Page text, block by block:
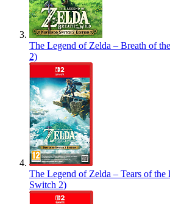
The Legend of Zelda – Breath of
2)
The Legend of Zelda – Tears of
Switch 2)